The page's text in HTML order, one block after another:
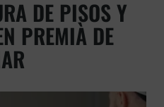
DE PISOS Y
PREMIÀ DE